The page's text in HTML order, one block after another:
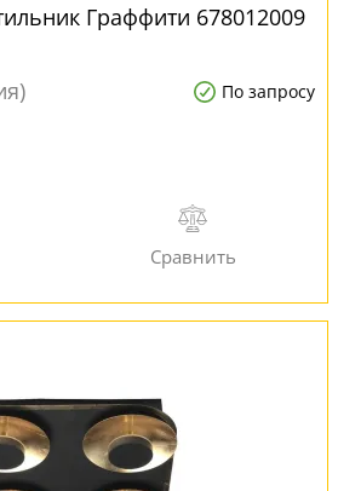
Граффити 678012009
По запросу